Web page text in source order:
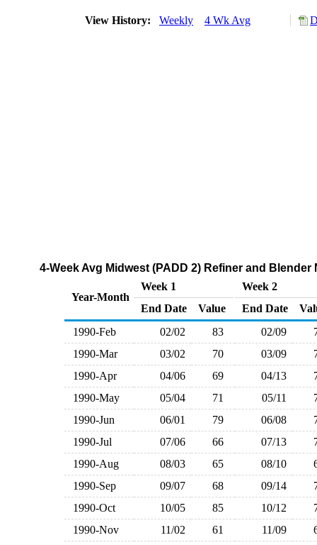
View History: Weekly 4 Wk Avg
4-Week Avg Midwest (PADD 2) Refiner and
Year-Month
Week 1
Week 2
End Date
Value End Date
1990-Feb
02/02 83 02/09
1990-Mar
03/02 70 03/09
1990-Apr
04/06 69 04/13
1990-May
05/04 71 05/11
1990-Jun
06/01 79 06/08
1990-Jul
07/06 66 07/13
1990-Aug
08/03 65 08/10
1990-Sep
09/07 68 09/14
1990-Oct
10/05 85 10/12
1990-Nov
11/02 61 11/09